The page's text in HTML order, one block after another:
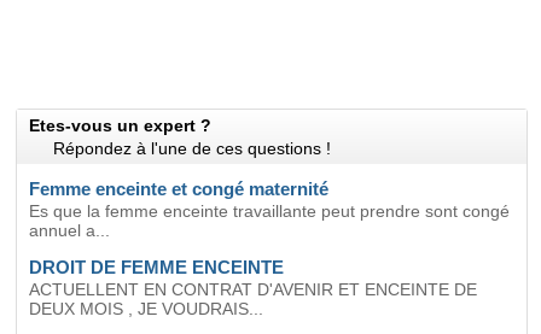
Etes-vous un expert ?
Répondez à l'une de ces questions !
Femme enceinte et congé maternité
Es que la femme enceinte travaillante peut prendre sont congé
annuel a...
DROIT DE FEMME ENCEINTE
ACTUELLENT EN CONTRAT D'AVENIR ET ENCEINTE DE
DEUX MOIS , JE VOUDRAIS...